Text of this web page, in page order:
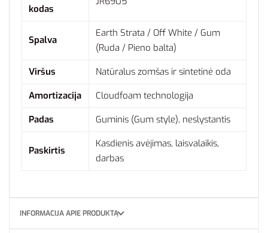
kodas
Spalva
Earth Strata / Off White / Gum
(Ruda / Pieno balta)
Viršus
Natūralus zomšas ir sintetinė oda
Amortizacija
Cloudfoam technologija
Padas
Guminis (Gum style), neslystantis
Paskirtis
Kasdienis avėjimas, laisvalaikis,
darbas
INFORMACIJA APIE PRODUKTĄ